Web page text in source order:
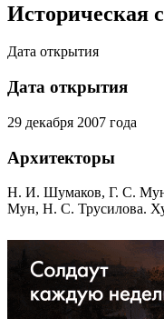
Историческая
Дата открытия
Дата открытия
29 декабря 2007 года
Архитекторы
Н. И. Шумаков, Г. С.
Мун, Н. С. Трусилова.